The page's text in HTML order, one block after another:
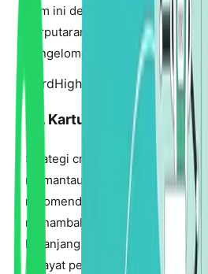
item ini dengan diskon bundel
perputaran inventaris.
pengelompokan manual sebesar
HardHigh Impact
14. Kartu Rekomendasi AI
Strategi cross-sell paling
memantau perilaku waktu nyata
rekomendasi pada momen
menambahkan produk ke
keranjang selama 10+ detik, AI
riwayat penjelajahan, filter